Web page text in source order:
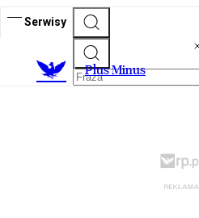
Serwisy
Plus Minus